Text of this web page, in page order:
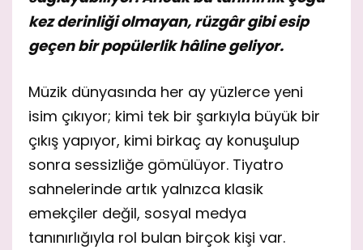
kez derinliği olmayan, rüzgâr gibi esip
geçen bir popülerlik hâline geliyor.
Müzik dünyasında her ay yüzlerce yeni
isim çıkıyor; kimi tek bir şarkıyla büyük bir
çıkış yapıyor, kimi birkaç ay konuşulup
sonra sessizliğe gömülüyor. Tiyatro
sahnelerinde artık yalnızca klasik
emekçiler değil, sosyal medya
tanınırlığıyla rol bulan birçok kişi var.